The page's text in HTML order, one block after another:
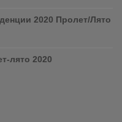
2020 Пролет/Лято
лято 2020